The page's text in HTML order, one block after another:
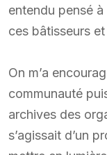
entendu pensé
ces bâtisseurs
On m’a
communauté
archives des
s’agissait d’un